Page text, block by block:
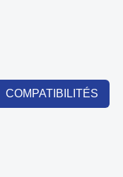
COMPATIBILITÉS